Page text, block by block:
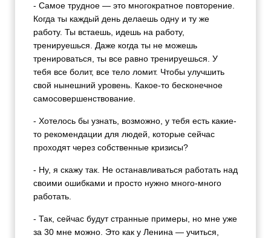
- Самое трудное — это многократное повторение.
Когда ты каждый день делаешь одну и ту же
работу. Ты встаешь, идешь на работу,
тренируешься. Даже когда ты не можешь
тренироваться, ты все равно тренируешься. У
тебя все болит, все тело ломит. Чтобы улучшить
свой нынешний уровень. Какое-то бесконечное
самосовершенствование.
- Хотелось бы узнать, возможно, у тебя есть какие-
то рекомендации для людей, которые сейчас
проходят через собственные кризисы?
- Ну, я скажу так. Не останавливаться работать над
своими ошибками и просто нужно много-много
работать.
- Так, сейчас будут странные примеры, но мне уже
за 30 мне можно. Это как у Ленина — учиться,